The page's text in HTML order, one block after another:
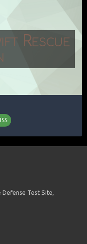
Rescue
Test Site,